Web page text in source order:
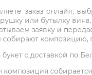
заказ онлайн,
или бутылку вина.
заявку и
композицию,
букет с доставкой по
композиция